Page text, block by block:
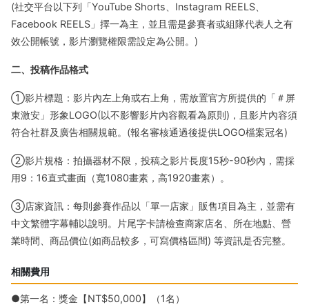
(社交平台以下列「YouTube Shorts、Instagram REELS、
Facebook REELS」擇一為主，並且需是參賽者或組隊代表人之有
效公開帳號，影片瀏覽權限需設定為公開。)
二、投稿作品格式
①影片標題：影片內左上角或右上角，需放置官方所提供的「＃屏
東激安」形象LOGO(以不影響影片內容觀看為原則)，且影片內容須
符合社群及廣告相關規範。(報名審核通過後提供LOGO檔案冠名)
②影片規格：拍攝器材不限，投稿之影片長度15秒-90秒內，需採
用9：16直式畫面（寬1080畫素，高1920畫素）。
③店家資訊：每則參賽作品以「單一店家」販售項目為主，並需有
中文繁體字幕輔以說明。片尾字卡請檢查商家店名、所在地點、營
業時間、商品價位(如商品較多，可寫價格區間) 等資訊是否完整。
相關費用
●第一名：獎金【NT$50,000】（1名）